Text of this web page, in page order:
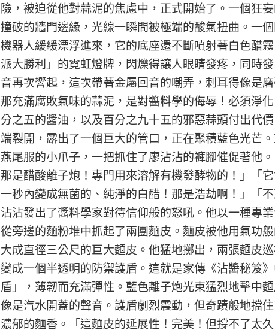
險，被迫從他對蒜泥的焦慮中，正式開始了。一個狂
撞破的牆門邊緣，光線一瞬間被極端的酸氣扭曲。一
機器人緩緩漂浮進來，它的底座還不斷噴射著白色醋
派大勝利」的霓虹燈牌，閃爍得讓人眼睛發疼，同時
音再次響起，這次帶著金屬回音的嘲弄，刺耳得像是
那充滿腐敗氣味的蒜泥，是對醬料學的侮辱！必須淨
分之五的醬油，以及百分之九十五的邪惡蒜頭付出代
端裂開，露出了一個巨大的管口，正在聚積藍色光芒
燕尾服的小爪子，一把抓住了廖沾沾的褲腳催促著他
那是醋酸離子炮！專門用來溶解有機發酵物的！」「
一秒內變成無菌的、純淨的白醋！那是浩劫啊！」「
沾沾發出了醬料學家對待信仰般的怒吼。他以一種專
從旁邊的麵粉堆中抓起了兩團麵皮。麵皮被他用氣功
大成直徑三公尺的巨大麵皮。他猛地擲出，兩張麵皮
變成一個半透明的防禦護盾。這就是家傳《沾醬秘笈
盾」，薄韌而充滿彈性。藍色離子炮光束猛烈地擊中
像是汽水開蓋的聲音。護盾劇烈震動，但奇蹟般地擋
濃郁的麵香。「這麵皮的延展性！完美！但撐不了太